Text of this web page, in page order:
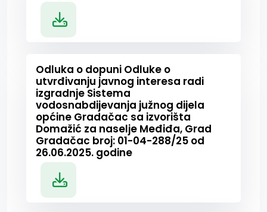
Odluka o dopuni Odluke o
utvrđivanju javnog interesa radi
izgradnje Sistema
vodosnabdijevanja južnog dijela
općine Gradačac sa izvorišta
Domažić za naselje Međiđa, Grad
Gradačac broj: 01-04-288/25 od
26.06.2025. godine